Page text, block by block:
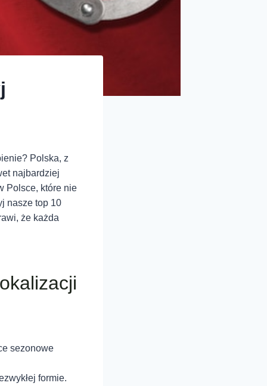
Polska, z
najbardziej
Polsce, które nie
nasze top 10
że każda
sezonowe
formie.